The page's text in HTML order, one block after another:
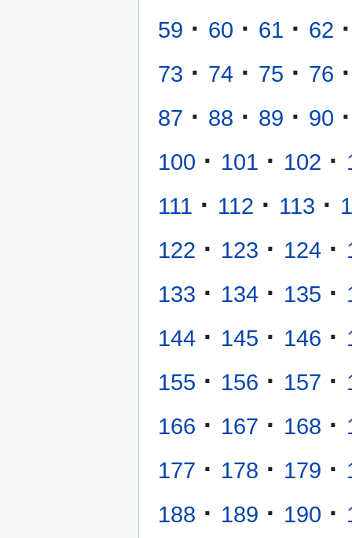
59 · 60 · 61 · 62 ·
73 · 74 · 75 · 76 ·
87 · 88 · 89 · 90 ·
100 · 101 · 102 ·
111 · 112 · 113 ·
122 · 123 · 124 ·
133 · 134 · 135 ·
144 · 145 · 146 ·
155 · 156 · 157 ·
166 · 167 · 168 ·
177 · 178 · 179 ·
188 · 189 · 190 ·